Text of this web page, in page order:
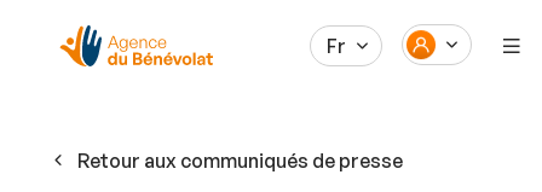
Fr
Retour aux communiqués de presse